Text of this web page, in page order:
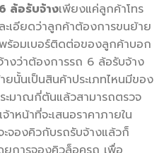
ล้อรับจ้างเพียงแค่ลูกค้าโทร
ะเอียดว่าลูกค้าต้องการขนย้าย
ร้อมเบอร์ติดต่อของลูกค้าบอก
งว่าต้องการรถ 6 ล้อรับจ้าง
นั้นเป็นสินค้าประเภทไหนมีของ
ะมาณกี่ตันแล้วสามารถตรวจ
าหน้าที่จะเสนอราคาภายใน
จองคิวกับรถรับจ้างแล้วก็